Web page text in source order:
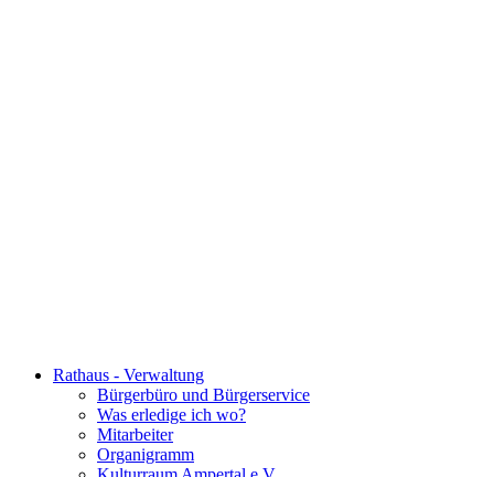
Rathaus - Verwaltung
Bürgerbüro und Bürgerservice
Was erledige ich wo?
Mitarbeiter
Organigramm